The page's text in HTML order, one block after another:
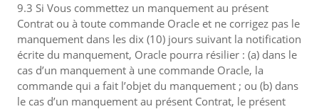
9.3 Si Vous commettez un manquement au présent
Contrat ou à toute commande Oracle et ne corrigez pas le
manquement dans les dix (10) jours suivant la notification
écrite du manquement, Oracle pourra résilier : (a) dans le
cas d’un manquement à une commande Oracle, la
commande qui a fait l’objet du manquement ; ou (b) dans
le cas d’un manquement au présent Contrat, le présent